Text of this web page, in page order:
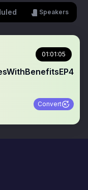
Speakers
01:01:05
Convert